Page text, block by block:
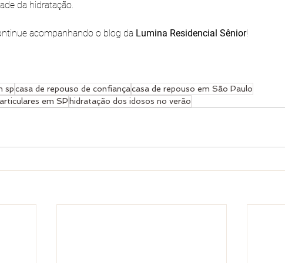
da hidratação.
acompanhando o blog da Lumina Residencial Sênior!
spcasa de repouso de confiançacasa de repouso em São Paulo
em SP hidratação dos idosos no verão